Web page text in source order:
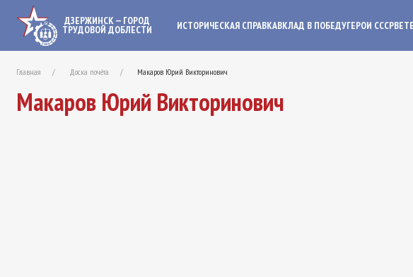
ДЗЕРЖИНСК — ГОРОД
ТРУДОВОЙ ДОБЛЕСТИ ИСТОРИЧЕСКАЯ СПРАВКАВКЛАД В ПОБЕДУГЕРОИ СССР
Главная Доска почёта Макаров Юрий Викторинович
Макаров Юрий Викторинович